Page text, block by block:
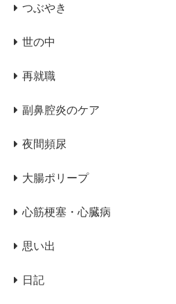
つぶやき
世の中
再就職
副鼻腔炎のケア
夜間頻尿
大腸ポリープ
心筋梗塞・心臓病
思い出
日記